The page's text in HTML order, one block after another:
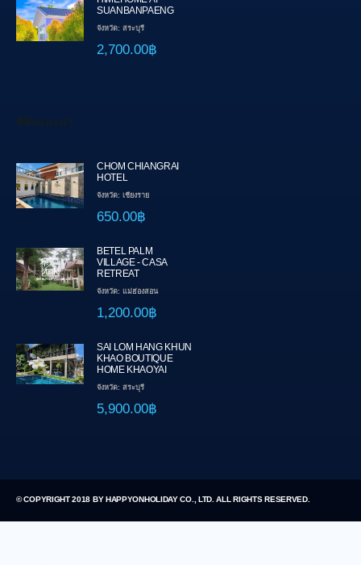
SUANBANPAENG
จังหวัด: สระบุรี
2,700.00฿
ที่พักแนะนำ
CHOM CHIANGRAI
HOTEL
จังหวัด: เชียงราย
650.00฿
BETEL PALM
VILLAGE - CASA
RETREAT
จังหวัด: แม่ฮ่องสอน
1,200.00฿
SAI LOM HANG KHUN
KHAO BOUTIQUE
HOME KHAOYAI
จังหวัด: สระบุรี
5,900.00฿
© COPYRIGHT 2018 BY HAPPYONHOLIDAY CO., LTD. ALL RIGHTS RESERVED.